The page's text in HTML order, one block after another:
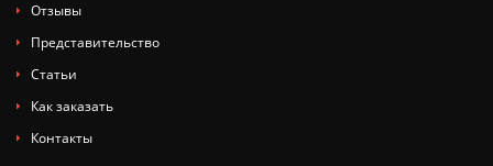
Отзывы
Представительство
Статьи
Как заказать
Контакты